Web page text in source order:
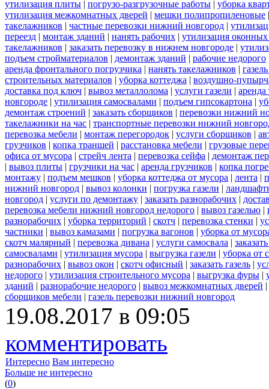
утилизация плиты | погрузо-разгрузочные работы | уборка
утилизация межкомнатных дверей | мешки полипропиленовые
такелажников | частные перевозки нижний новгород |
переезд | монтаж зданий | нанять рабочих | утилизация
такелажников | заказать перевозку в нижнем новгороде |
подъем стройматериалов | демонтаж зданий | рабочие недорого
аренда фронтального погрузчика | нанять такелажников |
строительных материалов | уборка коттеджа | воздушно-
доставка под ключ | вывоз металлолома | услуги газели | аренда
новгороде | утилизация самосвалами | подъем гипсокартона |
демонтаж строений | заказать сборщиков | перевозки нижний
такелажники на час | транспортные перевозки нижний
перевозка мебели | монтаж перегородок | услуги сборщиков |
грузчиков | копка траншей | расстановка мебели | грузовые
офиса от мусора | стрейч лента | перевозка сейфа | демонтаж
| вывоз плиты | грузчики на час | аренда грузчиков | копка
монтажу | подъем мешков | уборка коттеджа от мусора | лента |
нижний новгород | вывоз колонки | погрузка газели |
новгород | услуги по демонтажу | заказать разнорабочих |
перевозка мебели нижний новгород недорого | вывоз газелью |
разнорабочих | уборка территорий | скотч | перевозка стенки |
частники | вывоз камазами | погрузка вагонов | уборка от
скотч малярный | перевозка дивана | услуги самосвала |
самосвалами | утилизация мусора | выгрузка газели | уборка от
разнорабочих | вывоз окон | скотч офисный | заказать газель |
недорого | утилизация строительного мусора | выгрузка фуры |
зданий | разнорабочие недорого | вывоз межкомнатных дверей |
сборщиков мебели | газель перевозки нижний новгород
19.08.2017 в 09:05
комментировать
Интересно Вам интересно
Больше не интересно
(0)